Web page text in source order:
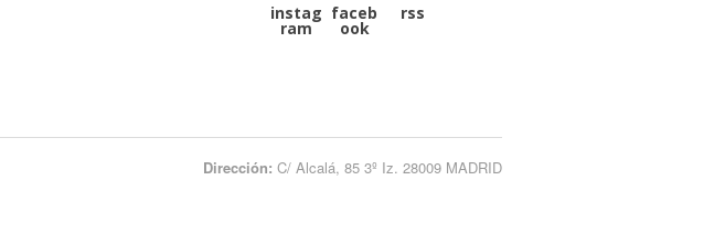
instag
ram
faceb
ook
rss
Dirección: C/ Alcalá, 85 3º Iz. 28009 MADRID